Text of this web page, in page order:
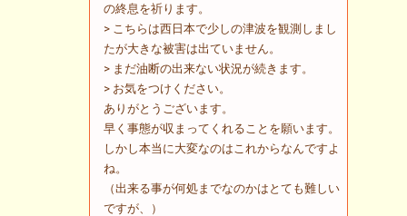
の終息を祈ります。
> こちらは西日本で少しの津波を観測しまし
たが大きな被害は出ていません。
> まだ油断の出来ない状況が続きます。
> お気をつけください。
ありがとうございます。
早く事態が収まってくれることを願います。
しかし本当に大変なのはこれからなんですよ
ね。
（出来る事が何処までなのかはとても難しい
ですが、）